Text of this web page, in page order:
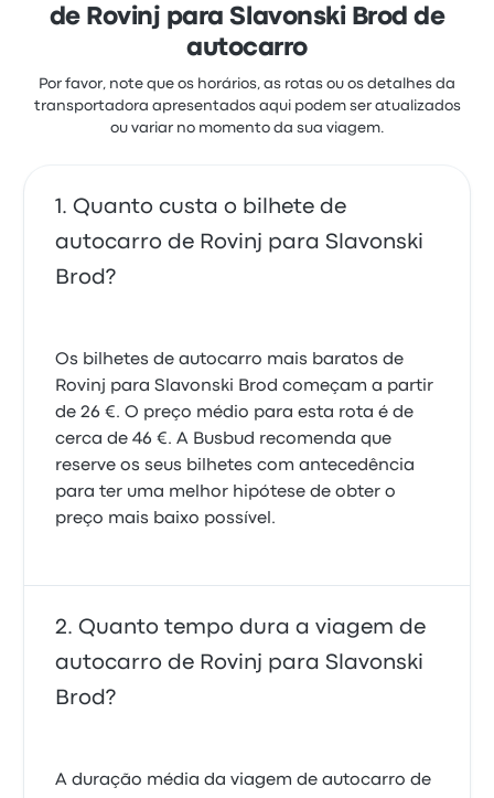
de Rovinj para Slavonski Brod de
autocarro
Por favor, note que os horários, as rotas ou os detalhes da
transportadora apresentados aqui podem ser atualizados
ou variar no momento da sua viagem.
Quanto custa o bilhete de
autocarro de Rovinj para Slavonski
Brod?
Os bilhetes de autocarro mais baratos de
Rovinj para Slavonski Brod começam a partir
de 26 €. O preço médio para esta rota é de
cerca de 46 €. A Busbud recomenda que
reserve os seus bilhetes com antecedência
para ter uma melhor hipótese de obter o
preço mais baixo possível.
Quanto tempo dura a viagem de
autocarro de Rovinj para Slavonski
Brod?
A duração média da viagem de autocarro de